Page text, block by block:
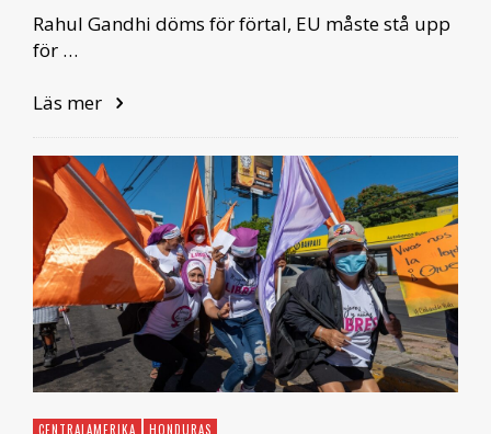
Rahul Gandhi döms för förtal, EU måste stå upp
för …
Läs mer
CENTRALAMERIKA HONDURAS